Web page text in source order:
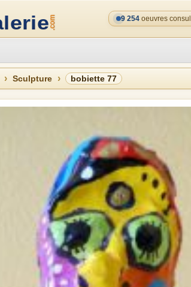
9 254 oeuvres
Sculpture bobiette 77